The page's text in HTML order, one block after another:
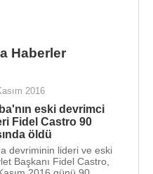
Haberler
2016
eski devrimci
Fidel Castro 90
öldü
devriminin lideri ve eski
Başkanı Fidel Castro,